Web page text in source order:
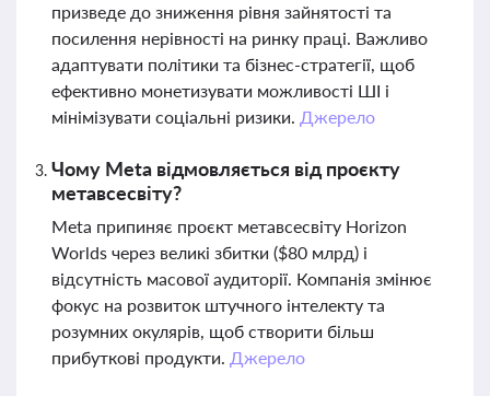
призведе до зниження рівня зайнятості та
посилення нерівності на ринку праці. Важливо
адаптувати політики та бізнес-стратегії, щоб
ефективно монетизувати можливості ШІ і
мінімізувати соціальні ризики. Джерело
Чому Meta відмовляється від проєкту
метавсесвіту?
Meta припиняє проєкт метавсесвіту Horizon
Worlds через великі збитки ($80 млрд) і
відсутність масової аудиторії. Компанія змінює
фокус на розвиток штучного інтелекту та
розумних окулярів, щоб створити більш
прибуткові продукти. Джерело